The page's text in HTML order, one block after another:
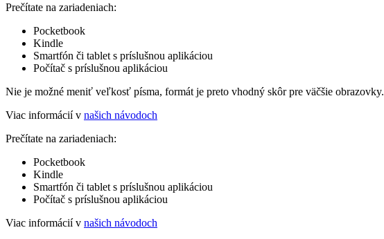
Prečítate na zariadeniach:
Pocketbook
Kindle
Smartfón či tablet s príslušnou aplikáciou
Počítač s príslušnou aplikáciou
Nie je možné meniť veľkosť písma, formát je preto vhodný skôr pre väčšie obrazovky.
Viac informácií v našich návodoch
Prečítate na zariadeniach:
Pocketbook
Kindle
Smartfón či tablet s príslušnou aplikáciou
Počítač s príslušnou aplikáciou
Viac informácií v našich návodoch